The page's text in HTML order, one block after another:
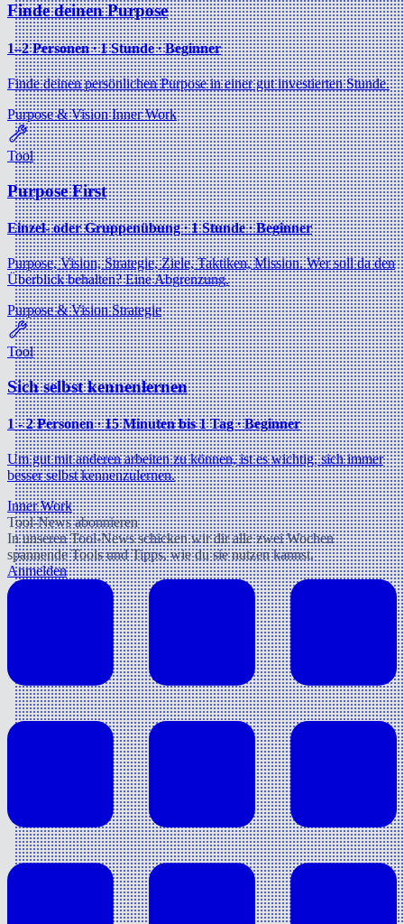
Finde deinen Purpose
1–2 Personen ∙ 1 Stunde ∙ Beginner
Finde deinen persönlichen Purpose in einer gut investierten Stunde.
Purpose & VisionInner Work
Tool
Purpose First
Einzel- oder Gruppenübung ∙ 1 Stunde ∙ Beginner
Purpose, Vision, Strategie, Ziele, Taktiken, Mission. Wer soll da den
Überblick behalten? Eine Abgrenzung.
Purpose & VisionStrategie
Tool
Sich selbst kennenlernen
1 - 2 Personen ∙ 15 Minuten bis 1 Tag ∙ Beginner
Um gut mit anderen arbeiten zu können, ist es wichtig, sich immer
besser selbst kennenzulernen.
Inner Work
Tool-News abonnieren
In unseren Tool-News schicken wir dir alle zwei Wochen
spannende Tools und Tipps, wie du sie nutzen kannst.
Anmelden